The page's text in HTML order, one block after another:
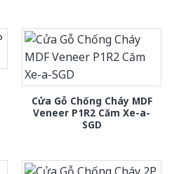
Cửa Gỗ Chống Cháy MDF
Veneer P1R2 Căm Xe-a-
SGD